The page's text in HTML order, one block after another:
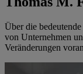
Über die
von Unternehmen
Veränderungen